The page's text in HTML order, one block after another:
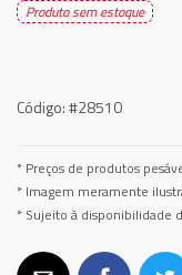
Produto sem estoque
Código:#28510
* Preços de produtos
* Imagem meramente
* Sujeito à disponibilidade